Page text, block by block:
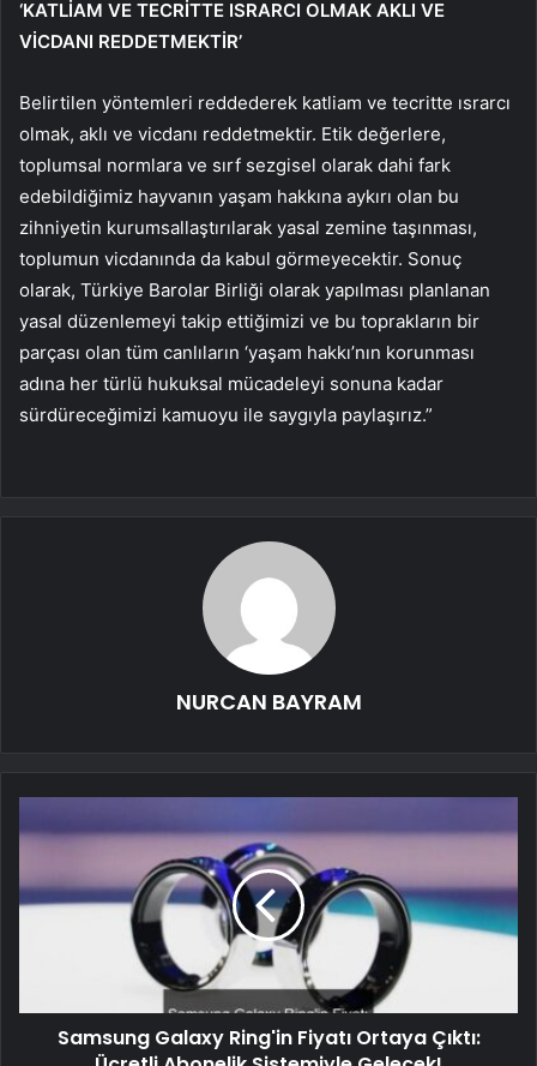
‘KATLİAM VE TECRİTTE ISRARCI OLMAK AKLI VE
VİCDANI REDDETMEKTİR’
Belirtilen yöntemleri reddederek katliam ve tecritte ısrarcı
olmak, aklı ve vicdanı reddetmektir. Etik değerlere,
toplumsal normlara ve sırf sezgisel olarak dahi fark
edebildiğimiz hayvanın yaşam hakkına aykırı olan bu
zihniyetin kurumsallaştırılarak yasal zemine taşınması,
toplumun vicdanında da kabul görmeyecektir. Sonuç
olarak, Türkiye Barolar Birliği olarak yapılması planlanan
yasal düzenlemeyi takip ettiğimizi ve bu toprakların bir
parçası olan tüm canlıların ‘yaşam hakkı’nın korunması
adına her türlü hukuksal mücadeleyi sonuna kadar
sürdüreceğimizi kamuoyu ile saygıyla paylaşırız.”
NURCAN BAYRAM
Samsung Galaxy Ring'in Fiyatı Ortaya Çıktı: